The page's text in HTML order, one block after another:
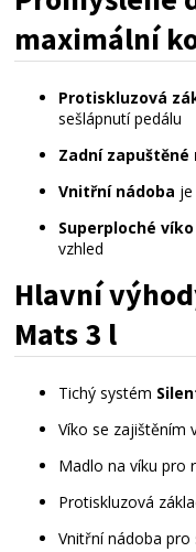
maximální
Protiskluzová
sešlápnutí pedálu
Zadní zapuštěné
Vnitřní nádoba
Superploché víko
vzhled
Hlavní
Mats3 l
Tichý systém
Víko se zajištěním
Madlo na víku pro
Protiskluzová
Vnitřní nádoba pro